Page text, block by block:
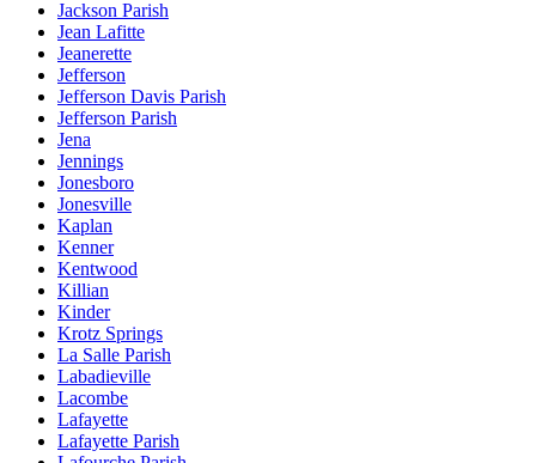
Jackson Parish
Jean Lafitte
Jeanerette
Jefferson
Jefferson Davis Parish
Jefferson Parish
Jena
Jennings
Jonesboro
Jonesville
Kaplan
Kenner
Kentwood
Killian
Kinder
Krotz Springs
La Salle Parish
Labadieville
Lacombe
Lafayette
Lafayette Parish